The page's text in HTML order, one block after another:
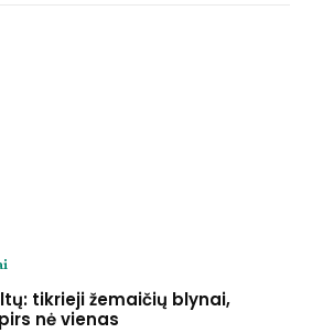
tikrieji žemaičių blynai,
nė vienas